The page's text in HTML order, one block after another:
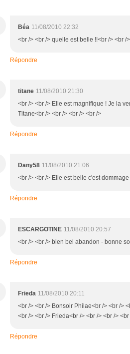
Béa 11/08/2010 22:32
<br /> <br /> quelle est belle !!<br /> <br /
Répondre
titane 11/08/2010 21:30
<br /> <br /> Elle est magnifique ! Je la
Titane<br /> <br /> <br /> <br />
Répondre
Dany58 11/08/2010 21:06
<br /> <br /> Elle est belle c'est
Répondre
ESCARGOTINE 11/08/2010 20:57
<br /> <br /> bien bel abandon - bonne
Répondre
Frieda 11/08/2010 20:11
<br /> <br /> Bonsoir Philae<br /> <br />
<br /> <br /> Frieda<br /> <br /> <br /> <br
Répondre